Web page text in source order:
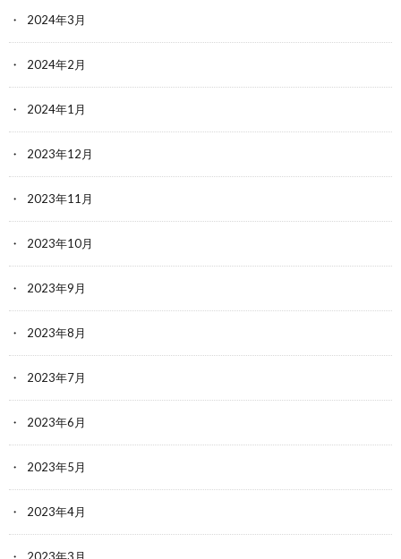
2024年3月
2024年2月
2024年1月
2023年12月
2023年11月
2023年10月
2023年9月
2023年8月
2023年7月
2023年6月
2023年5月
2023年4月